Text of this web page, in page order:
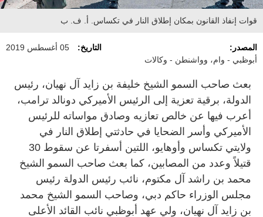
قوات إنفاذ القانون بمكان إطلاق النار في تكساس. أ. ف. ب
المصدر:
أبوظبي - وام، وواشنطن - وكالات
التاريخ: 05 أغسطس 2019
بعث صاحب السمو الشيخ خليفة بن زايد آل نهيان، رئيس
الدولة، برقية تعزية إلى الرئيس الأميركي دونالد ترامب،
أعرب فيها عن خالص تعازيه وصادق مواساته للرئيس
الأميركي وأسر الضحايا في حادثتي إطلاق النار في
ولايتي تكساس وأوهايو، اللتين أسفرتا عن سقوط 30
قتيلاً وعدد من المصابين، كما بعث صاحب السمو الشيخ
محمد بن راشد آل مكتوم، نائب رئيس الدولة رئيس
مجلس الوزراء حاكم دبي، وصاحب السمو الشيخ محمد
بن زايد آل نهيان، ولي عهد أبوظبي نائب القائد الأعلى